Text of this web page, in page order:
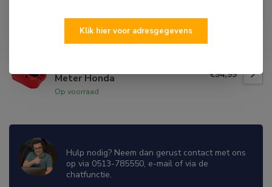
Op voorraad
Meter Honda
Op voorraad
€94,99
Hulp nodig? Neem dan gerust contact met ons
op via 0513-785550, e-mail of via de
chatfunctie.
Klik hier voor adresgegevens